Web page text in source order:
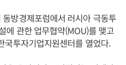
방경제포럼에서 러시아 극동투
에 관한 업무협약(MOU)를 맺고
국투자기업지원센터를 열었다.